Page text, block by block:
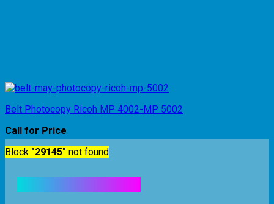
Belt Photocopy Ricoh MP 4002-MP 5002
Call for Price
Block "29145" not found